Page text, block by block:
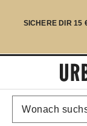
SICHERE DIR 15